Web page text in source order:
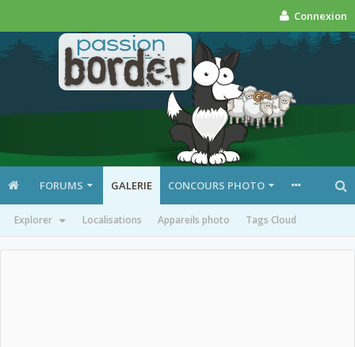
Connexion
FORUMS GALERIE
Explorer Localisations Appareils photo Tags Cloud
CONCOURS PHOTO